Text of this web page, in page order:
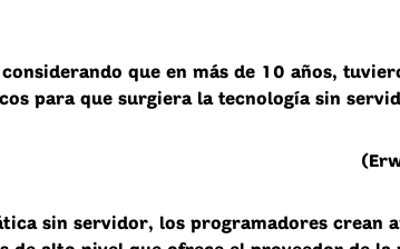
que en más de 10 años,
para que surgiera la tecnología sin
sin servidor, los programadores crean